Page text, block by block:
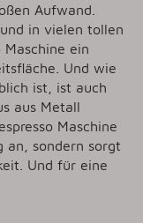
Aufwand.
in vielen tollen
ein
Und wie
ist, ist auch
aus Metall
Maschine
an, sondern sorgt
Und für eine